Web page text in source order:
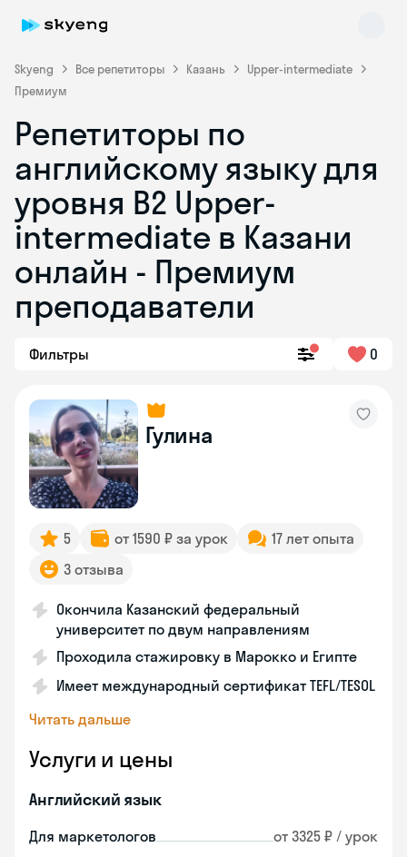
Skyeng Все репетиторы Казань
Upper-intermediate
Премиум
Репетиторы по
английскому языку для
уровня B2 Upper-
intermediate в Казани
онлайн - Премиум
преподаватели
Фильтры 0
Гулина
5 от 1590 ₽ за урок
17 лет опыта
3 отзыва
Окончила Казанский федеральный
университет по двум направлениям
Проходила стажировку в Марокко и Египте
Имеет международный сертификат TEFL/TESOL
Читать дальше
Услуги и цены
Английский язык
Для маркетологов от 3325 ₽ / урок
Skyeng Chat